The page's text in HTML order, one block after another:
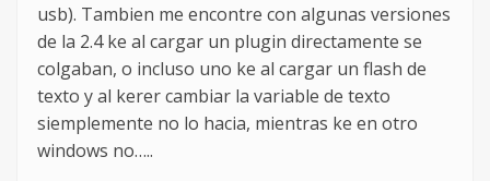
usb). Tambien me encontre con algunas versiones
de la 2.4 ke al cargar un plugin directamente se
colgaban, o incluso uno ke al cargar un flash de
texto y al kerer cambiar la variable de texto
siemplemente no lo hacia, mientras ke en otro
windows no…..